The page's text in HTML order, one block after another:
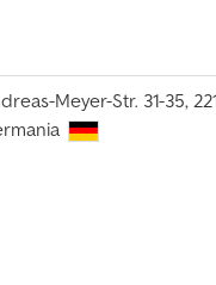
Meyer-Str. 31-35,